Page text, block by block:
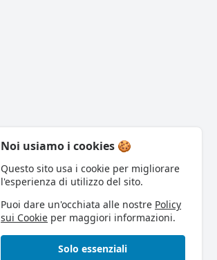
Noi usiamo i cookies 🍪
Questo sito usa i cookie per migliorare
l'esperienza di utilizzo del sito.
Puoi dare un'occhiata alle nostre Policy
sui Cookie per maggiori informazioni.
Solo essenziali